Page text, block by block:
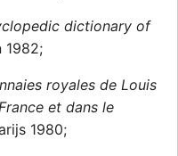
dictionary of
1982;
royales de Louis
et dans le
1980;